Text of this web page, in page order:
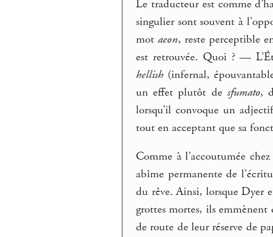
Le traducteur est comme
singulier sont souvent à
mot aeon, reste perceptible
est retrouvée. Quoi ? —
hellish (infernal,
un effet plutôt de sfumato,
lorsqu’il convoque un
tout en acceptant que sa
Comme à l’accoutumée
abîme permanente de
du rêve. Ainsi, lorsque Dyer
grottes mortes, ils
de route de leur réserve de